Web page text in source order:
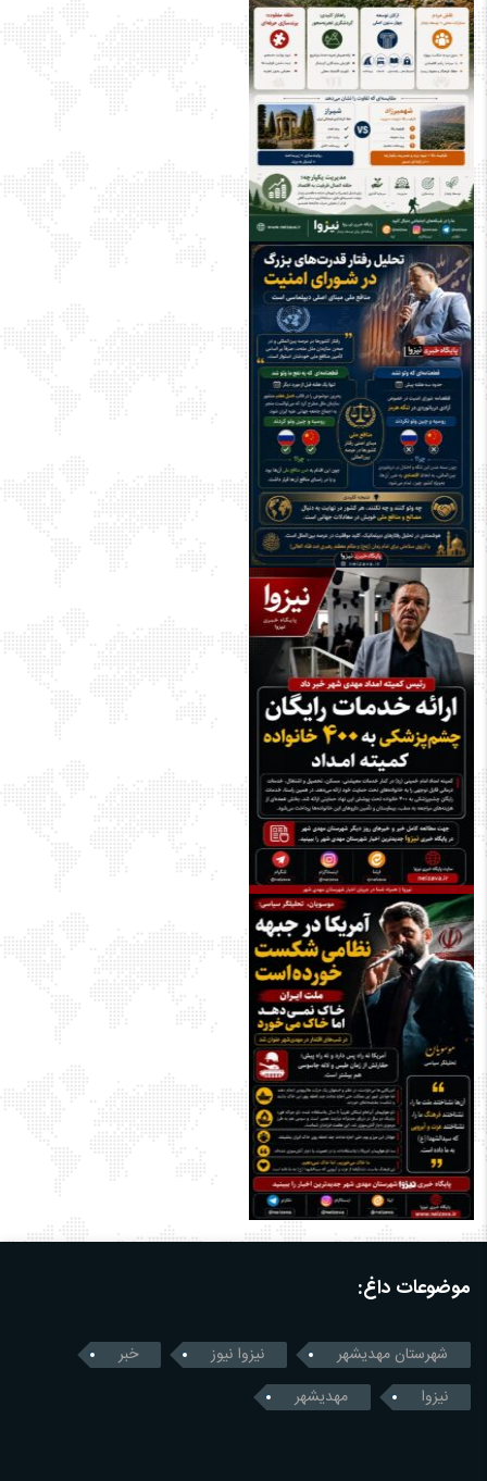
موضوعات داغ:
شهرستان مهدیشهر نیزوا نیوز
خبر
نیزوا
مهدیشهر